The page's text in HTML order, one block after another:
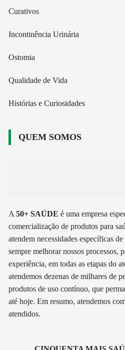
Curativos
Incontinência Urinária
Ostomia
Qualidade de Vida
Histórias e Curiosidades
QUEM SOMOS
A50+ SAÚDE é uma empresa
comercialização de produtos para
atendem necessidades específicas
sempre melhorar nossos processos,
experiência, em todas as etapas do
atendemos dezenas de milhares de
produtos de uso contínuo, que
até hoje. Em resumo, atendemos
atendidos.